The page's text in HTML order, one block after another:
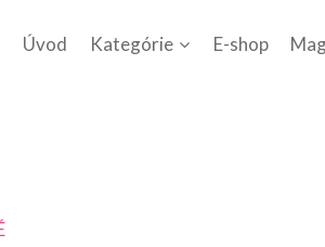
Úvod Kategórie E-shop